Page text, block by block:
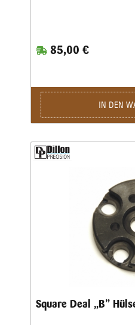
85,00 €
IN DEN
Square Deal „B”